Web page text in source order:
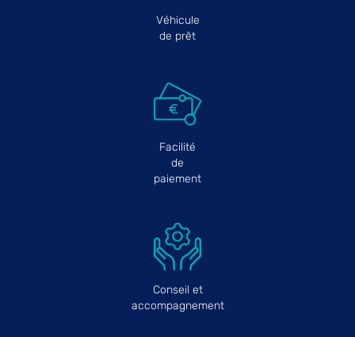
Véhicule
de prêt
Facilité
de
paiement
Conseil et
accompagnement